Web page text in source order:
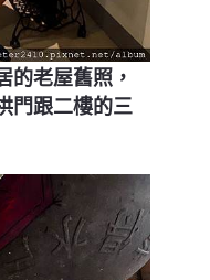
的老屋舊照，
門跟二樓的三